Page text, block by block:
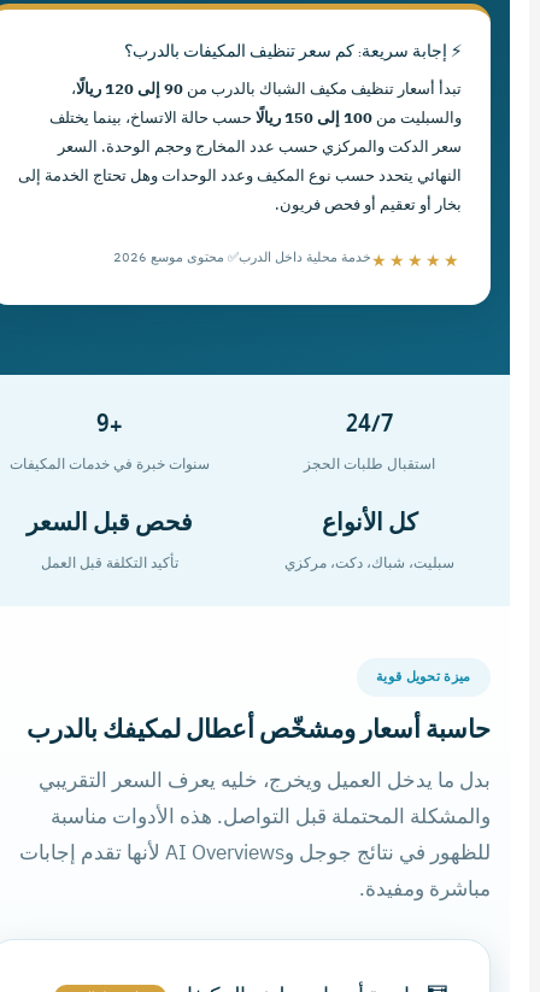
⚡ إجابة سريعة: كم سعر تنظيف المكيفات بالدرب؟
تبدأ أسعار تنظيف مكيف الشباك بالدرب من90 إلى 120 ريالًا
،
والسبليت من100 إلى 150 ريالًا
حسب حالة الاتساخ، بينما يختلف
سعر الدكت والمركزي حسب عدد المخارج وحجم الوحدة. السعر
النهائي يتحدد حسب نوع المكيف وعدد الوحدات وهل تحتاج الخدمة إلى
بخار أو تعقيم أو فحص فريون.
★★★★★خدمة محلية داخل الدرب✅ محتوى موسع 2026
24/7
استقبال طلبات الحجز
+9
سنوات خبرة في خدمات المكيفات
كل الأنواع
سبليت، شباك، دكت، مركزي
فحص قبل السعر
تأكيد التكلفة قبل العمل
ميزة تحويل قوية
حاسبة أسعار ومشخّص أعطال لمكيفك بالدرب
بدل ما يدخل العميل ويخرج، خليه يعرف السعر التقريبي
والمشكلة المحتملة قبل التواصل. هذه الأدوات مناسبة
للظهور في نتائج جوجل وAI Overviews لأنها تقدم إجابات
مباشرة ومفيدة.